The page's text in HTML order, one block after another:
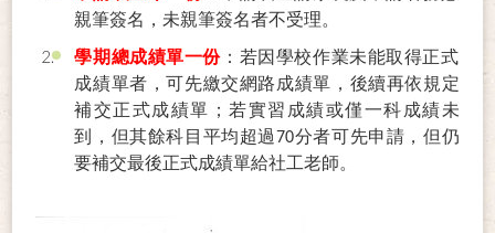
親筆簽名，未親筆簽名者不受理。
學期總成績單一份 ：若因學校作業未能取得正式
成績單者，可先繳交網路成績單，後續再依規定
補交正式成績單；若實習成績或僅一科成績未
到，但其餘科目平均超過70分者可先申請，但仍
要補交最後正式成績單給社工老師。